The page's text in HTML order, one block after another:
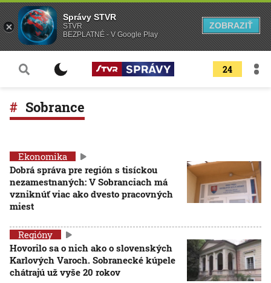
24
Sobrance
Ekonomika
Dobrá správa pre región s tisíckou
nezamestnaných: V Sobranciach má
vzniknúť viac ako dvesto pracovných
miest
Regióny
Hovorilo sa o nich ako o slovenských
Karlových Varoch. Sobranecké kúpele
chátrajú už vyše 20 rokov
Správy STVR
STVR
BEZPLATNÉ - V Google Play
ZOBRAZIŤ